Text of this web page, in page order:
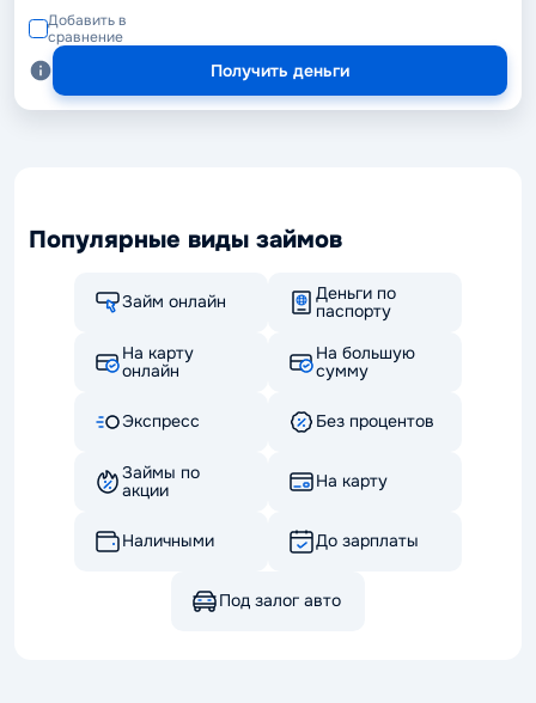
Добавить в
сравнение
Получить деньги
Популярные виды займов
Займ онлайн
Деньги по
паспорту
На карту
онлайн
На большую
сумму
Экспресс Без процентов
Займы по
акции
На карту
Наличными До зарплаты
Под залог авто